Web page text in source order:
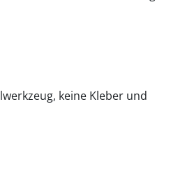
keine Kleber und